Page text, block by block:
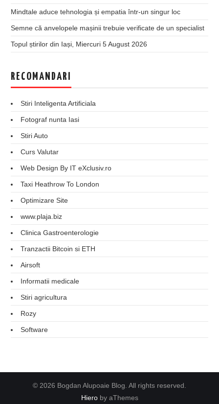
Mindtale aduce tehnologia și empatia într-un singur loc
Semne că anvelopele mașinii trebuie verificate de un specialist
Topul știrilor din Iași, Miercuri 5 August 2026
RECOMANDARI
Stiri Inteligenta Artificiala
Fotograf nunta Iasi
Stiri Auto
Curs Valutar
Web Design By IT eXclusiv.ro
Taxi Heathrow To London
Optimizare Site
www.plaja.biz
Clinica Gastroenterologie
Tranzactii Bitcoin si ETH
Airsoft
Informatii medicale
Stiri agricultura
Rozy
Software
© 2026 Bogdan Alupoaie Blog. All rights reserved.
Hieroby aThemes